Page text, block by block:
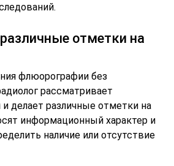
отметки на
флюорографии без
рассматривает
делает различные отметки на
информационный характер и
наличие или отсутствие